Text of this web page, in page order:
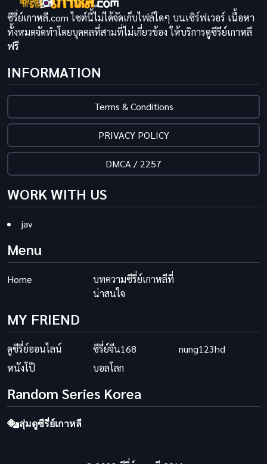
ซีรี่ย์เกาหลี.com ไซต์นี้ไม่ได้จัดเก็บไฟล์ใดๆ บนเซิร์ฟเวอร์ เนื้อหา
ทั้งหมดจัดทำโดยบุคคลที่สามที่ไม่เกี่ยวข้อง ให้บริการดูซีรีย์เกาหลี
ฟรี
INFORMATION
Terms & Conditions
PRIVACY POLICY
DMCA / 2257
WORK WITH US
jav
Menu
Home
บทความซีรี่ย์เกาหลีที่
น่าสนใจ
MY FRIEND
ดูซีรี่ย์ออนไลน์ ซีรี่ย์จีน168
nung123hd
หนังโป๊
บอลโลก
Random Series Korea
สุ่มดูซีรี่ย์เกาหลี